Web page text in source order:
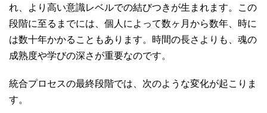
れ、より高い意識レベルでの結びつきが生まれます。この
段階に至るまでには、個人によって数ヶ月から数年、時に
は数十年かかることもあります。時間の長さよりも、魂の
成熟度や学びの深さが重要なのです。
統合プロセスの最終段階では、次のような変化が起こりま
す。